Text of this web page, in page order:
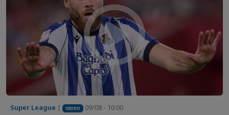
Super League | VIDEO 09/08 - 10:00